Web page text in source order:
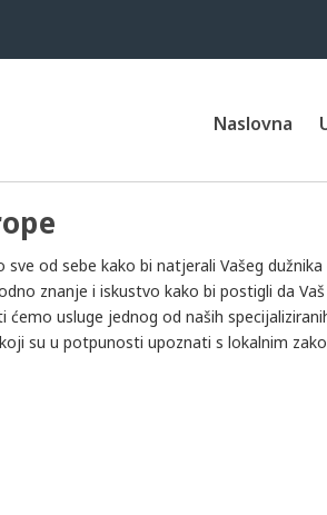
Naslovna
od sebe kako bi natjerali Vašeg
znanje i iskustvo kako bi postigli da
usluge jednog od naših
su u potpunosti upoznati s lokalnim